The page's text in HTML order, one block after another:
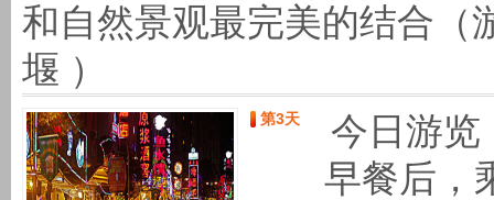
和自然景观最完美的结合
堰 ）
第3天
今日游览
早餐后，乘